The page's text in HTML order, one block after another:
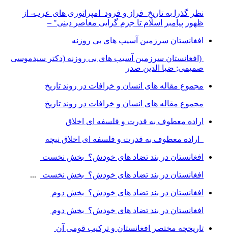
نظر گذرا به تاریخِ فراز و فرود امپراتوری های عرب- از
ظهور پیامبر اسلام تا جزم گرایی معاصر دینی" –
افغانستان سرزمین آسیب های بی روزنه
(افغانستان سرزمین آسیب های بی روزنه (دکتر سیدموسی
صمیمی; ضیا الدین صدر
مجموع مقاله های انسان و خرافات در روند تاریخ
مجموع مقاله های انسان و خرافات در روند تاریخ
اراده معطوف به قدرت و فلسفه ای اخلاق
اراده معطوف به قدرت و فلسفه ای اخلاق نیچه
افغانستان در بند تضاد های خودش؟ بخش نخست
افغانستان در بند تضاد های خودش؟ بخش نخست ...
افغانستان در بند تضاد های خودش؟ بخش دوم
افغانستان در بند تضاد های خودش؟ بخش دوم
تاریخچه مختصر افغانستان و ترکیب قومی آن